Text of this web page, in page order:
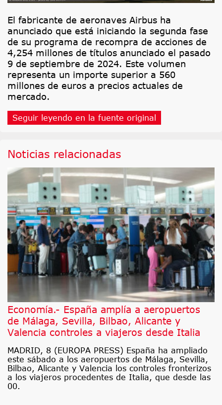
El fabricante de aeronaves Airbus ha
anunciado que está iniciando la segunda fase
de su programa de recompra de acciones de
4,254 millones de títulos anunciado el pasado
9 de septiembre de 2024. Este volumen
representa un importe superior a 560
millones de euros a precios actuales de
mercado.
Seguir leyendo en la fuente original
Noticias relacionadas
Economía.- España amplía a aeropuertos
de Málaga, Sevilla, Bilbao, Alicante y
Valencia controles a viajeros desde Italia
MADRID, 8 (EUROPA PRESS) España ha ampliado
este sábado a los aeropuertos de Málaga, Sevilla,
Bilbao, Alicante y Valencia los controles fronterizos
a los viajeros procedentes de Italia, que desde las
00.